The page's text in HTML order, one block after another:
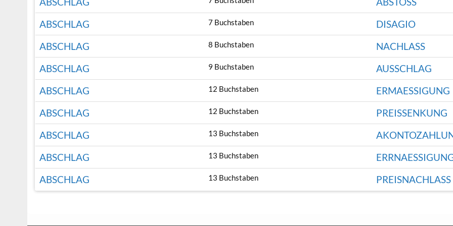
ABSCHLAG
7 Buchstaben
DISAGIO
ABSCHLAG
8 Buchstaben
NACHLASS
ABSCHLAG
9 Buchstaben
AUSSCHLAG
ABSCHLAG
12 Buchstaben
ERMAESSIGUNG
ABSCHLAG
12 Buchstaben
PREISSENKUNG
ABSCHLAG
13 Buchstaben
ABSCHLAG
13 Buchstaben
ABSCHLAG
13 Buchstaben PREISNACHLASS